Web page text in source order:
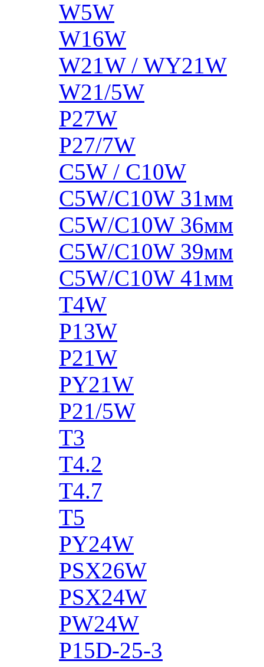
W5W
W16W
W21W / WY21W
W21/5W
P27W
P27/7W
C5W / C10W
C5W/C10W 31мм
C5W/C10W 36мм
C5W/C10W 39мм
C5W/C10W 41мм
T4W
P13W
P21W
PY21W
P21/5W
T3
T4.2
T4.7
T5
PY24W
PSX26W
PSX24W
PW24W
P15D-25-3